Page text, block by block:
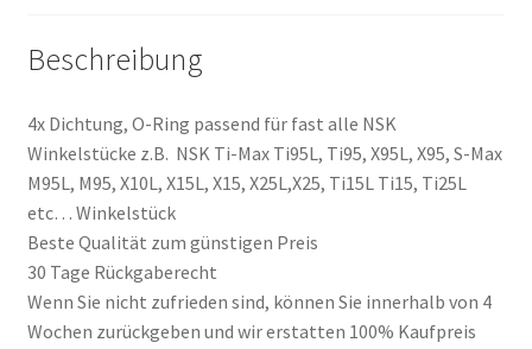
X10L,
X15,
X25L,X25,
Ti15L
Ti15,
Ti25L
Winkelstück
Menge
Beschreibung
4x Dichtung, O-Ring passend für fast alle NSK
Winkelstücke z.B. NSK Ti-Max Ti95L, Ti95, X95L, X95, S-Max
M95L, M95, X10L, X15L, X15, X25L,X25, Ti15L Ti15, Ti25L
etc… Winkelstück
Beste Qualität zum günstigen Preis
30 Tage Rückgaberecht
Wenn Sie nicht zufrieden sind, können Sie innerhalb von 4
Wochen zurückgeben und wir erstatten 100% Kaufpreis